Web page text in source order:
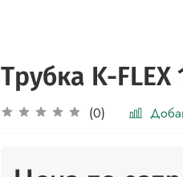
Трубка K-FLEX
(0)